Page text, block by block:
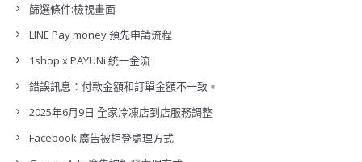
篩選條件:檢視畫面
LINE Pay money 預先申請流程
1shop x PAYUNi 統一金流
錯誤訊息：付款金額和訂單金額不一致。
2025年6月9日 全家冷凍店到店服務調整
Facebook 廣告被拒登處理方式